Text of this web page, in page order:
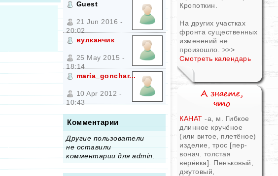
Guest
21 Jun 2016 -
20:02
вулканчик
25 May 2015 -
18:14
maria_gonchar...
10 Apr 2012 -
10:43
Комментарии
Другие пользователи
не оставили
комментарии для admin.
Кропоткин.
На других участках
фронта существенных
изменений не
произошло. >>>
Смотреть календарь
КАНАТ -а, м. Гибкое
длинное кручёное
(или витое, плетёное)
изделие, трос [пер-
вонач. толстая
верёвка]. Пеньковый,
джутовый,